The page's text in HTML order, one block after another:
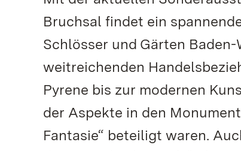
Bruchsal findet ein
Schlösser und Gärten
weitreichenden
Pyrene bis zur modernen
der Aspekte in den
Fantasie“ beteiligt waren.